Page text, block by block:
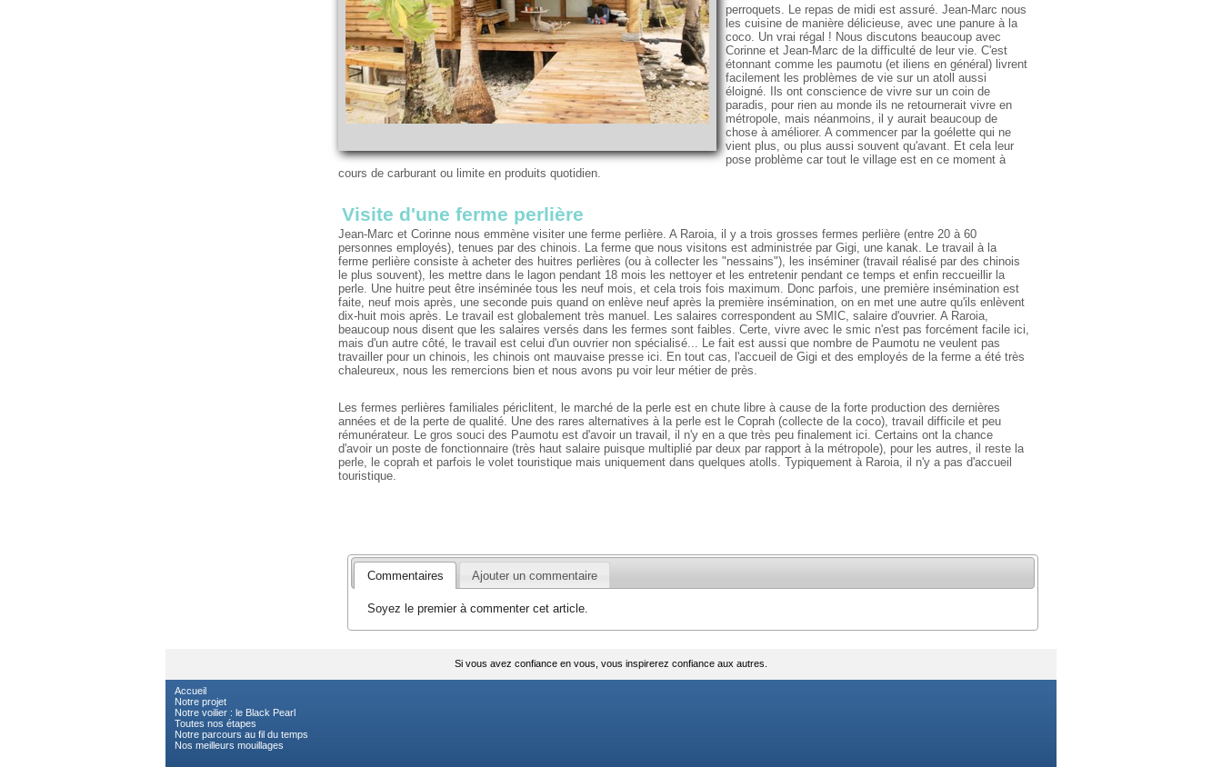
perroquets. Le repas de midi est assuré. Jean-Marc nous
les cuisine de manière délicieuse, avec une panure à la
coco. Un vrai régal ! Nous discutons beaucoup avec
Corinne et Jean-Marc de la difficulté de leur vie. C'est
étonnant comme les paumotu (et iliens en général) livrent
facilement les problèmes de vie sur un atoll aussi
éloigné. Ils ont conscience de vivre sur un coin de
paradis, pour rien au monde ils ne retournerait vivre en
métropole, mais néanmoins, il y aurait beaucoup de
chose à améliorer. A commencer par la goélette qui ne
vient plus, ou plus aussi souvent qu'avant. Et cela leur
pose problème car tout le village est en ce moment à
cours de carburant ou limite en produits quotidien.
Visite d'une ferme perlière
Jean-Marc et Corinne nous emmène visiter une ferme perlière. A Raroia, il y a trois grosses fermes perlière (entre 20 à 60
personnes employés), tenues par des chinois. La ferme que nous visitons est administrée par Gigi, une kanak. Le travail à la
ferme perlière consiste à acheter des huitres perlières (ou à collecter les "nessains"), les inséminer (travail réalisé par des chinois
le plus souvent), les mettre dans le lagon pendant 18 mois les nettoyer et les entretenir pendant ce temps et enfin reccueillir la
perle. Une huitre peut être inséminée tous les neuf mois, et cela trois fois maximum. Donc parfois, une première insémination est
faite, neuf mois après, une seconde puis quand on enlève neuf après la première insémination, on en met une autre qu'ils enlèvent
dix-huit mois après. Le travail est globalement très manuel. Les salaires correspondent au SMIC, salaire d'ouvrier. A Raroia,
beaucoup nous disent que les salaires versés dans les fermes sont faibles. Certe, vivre avec le smic n'est pas forcément facile ici,
mais d'un autre côté, le travail est celui d'un ouvrier non spécialisé... Le fait est aussi que nombre de Paumotu ne veulent pas
travailler pour un chinois, les chinois ont mauvaise presse ici. En tout cas, l'accueil de Gigi et des employés de la ferme a été très
chaleureux, nous les remercions bien et nous avons pu voir leur métier de près.
Les fermes perlières familiales périclitent, le marché de la perle est en chute libre à cause de la forte production des dernières
années et de la perte de qualité. Une des rares alternatives à la perle est le Coprah (collecte de la coco), travail difficile et peu
rémunérateur. Le gros souci des Paumotu est d'avoir un travail, il n'y en a que très peu finalement ici. Certains ont la chance
d'avoir un poste de fonctionnaire (très haut salaire puisque multiplié par deux par rapport à la métropole), pour les autres, il reste la
perle, le coprah et parfois le volet touristique mais uniquement dans quelques atolls. Typiquement à Raroia, il n'y a pas d'accueil
touristique.
Commentaires Ajouter un commentaire
Soyez le premier à commenter cet article.
Si vous avez confiance en vous, vous inspirerez confiance aux autres.
Accueil
Notre projet
Notre voilier : le Black Pearl
Toutes nos étapes
Notre parcours au fil du temps
Nos meilleurs mouillages